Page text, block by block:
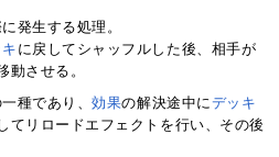
発生する処理。
に戻してシャッフルした後、相手が
動させる。
一種であり、効果の解決途中にデッキ
てリロードエフェクトを行い、その後